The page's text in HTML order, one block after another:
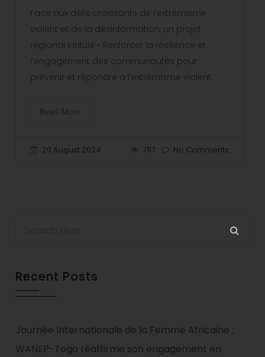
Face aux défis croissants de l’extrémisme
violent et de la désinformation, un projet
régional intitulé « Renforcer la résilience et
l’engagement des communautés pour
prévenir et répondre à l’extrémisme violent
Read More
20 August 2024 7117 No Comments
Recent Posts
Journée Internationale de la Femme Africaine :
WANEP-Togo réaffirme son engagement en